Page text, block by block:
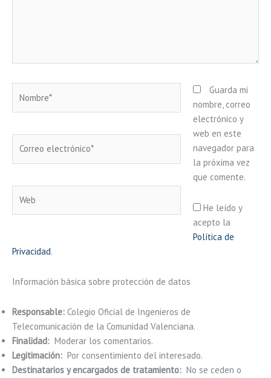
electrónico*
Guarda mi
nombre, correo
electrónico y
web en este
navegador para
la próxima vez
que comente.
He leído y
acepto la
Política de
Privacidad.
Información básica sobre protección de datos
Responsable: Colegio Oficial de Ingenieros de
Telecomunicación de la Comunidad Valenciana.
Finalidad: Moderar los comentarios.
Legitimación: Por consentimiento del interesado.
Destinatarios y encargados de tratamiento: No se ceden o